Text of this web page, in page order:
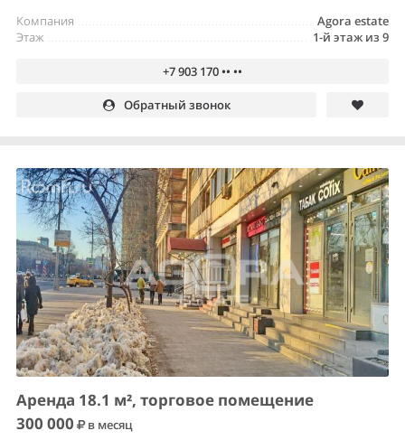
Agora estate
Компания
1-й этаж из 9
Этаж
+7 903 170 •• ••
Обратный звонок
Аренда 18.1 м², торговое помещение
300 000
в месяц